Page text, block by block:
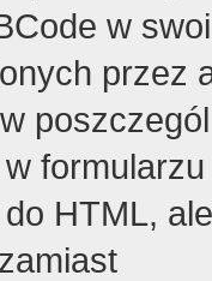
w
przez
do HTML,